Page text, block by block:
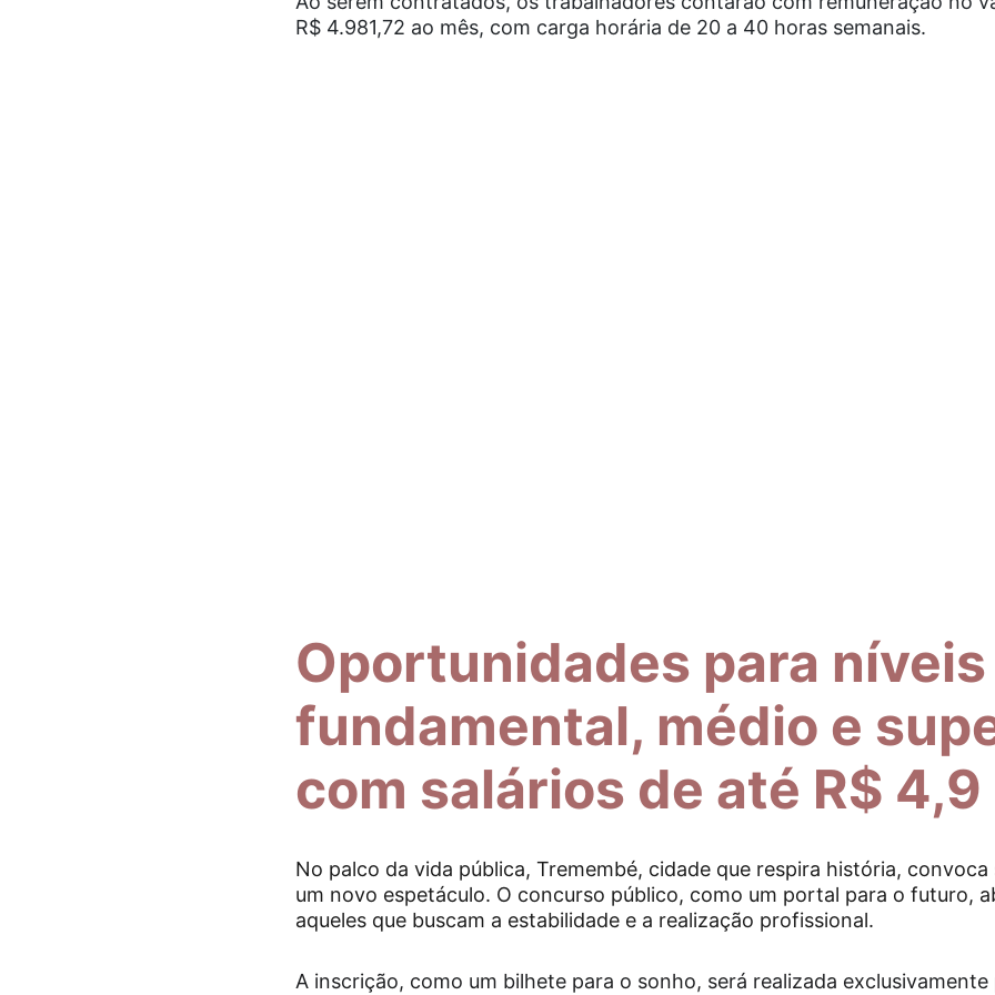
R$ 4.981,72 ao mês, com carga horária de 20 a 40 horas semanais.
Oportunidades para níveis
fundamental, médio e
com salários de até R$ 4,9
No palco da vida pública, Tremembé, cidade que respira história,
um novo espetáculo. O concurso público, como um portal para o futuro,
aqueles que buscam a estabilidade e a realização profissional.
A inscrição, como um bilhete para o sonho, será realizada